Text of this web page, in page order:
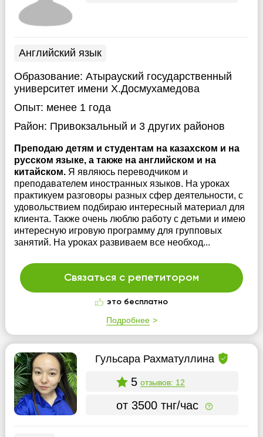
Английский язык
Образование: Атырауский государственный
университет имени Х.Досмухамедова
Опыт: менее 1 года
Район: Привокзальный и 3 других районов
Преподаю детям и студентам на казахском и на
русском языке, а также на английском и на
китайском. Я являюсь переводчиком и
преподавателем иностранных языков. На уроках
практикуем разговоры разных сфер деятельности, с
удовольствием подбираю интересный материал для
клиента. Также очень люблю работу с детьми и имею
интересную игровую программу для групповых
занятий. На уроках развиваем все необход...
Связаться с репетитором
это бесплатно
Подробнее
Гульсара Рахматуллина
5 отзывов: 12
от 3500 тнг/час